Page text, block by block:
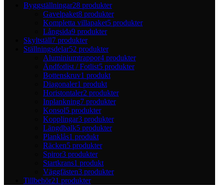
Byggställningar28 produkter
Gavelpaket8 produkter
Kompletta villapaket5 produkter
Långsida9 produkter
Skyltställ7 produkter
Ställningsdelar52 produkter
Aluminiumtrappor4 produkter
Ändfotlist / Fotlist5 produkter
Bottenskruv1 produkt
Diagonaler1 produkt
Horistontaler2 produkter
Inplankning7 produkter
Konsol5 produkter
Kopplingar3 produkter
Längdbalk5 produkter
Planklås1 produkt
Räcken5 produkter
Spiror3 produkter
Startkrans1 produkt
Väggfästen3 produkter
Tillbehör21 produkter